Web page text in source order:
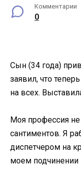
Комментарии
0
Сын (34 года)
заявил, что
на всех.
Моя профессия не
сантиментов. Я
диспетчером на
моем